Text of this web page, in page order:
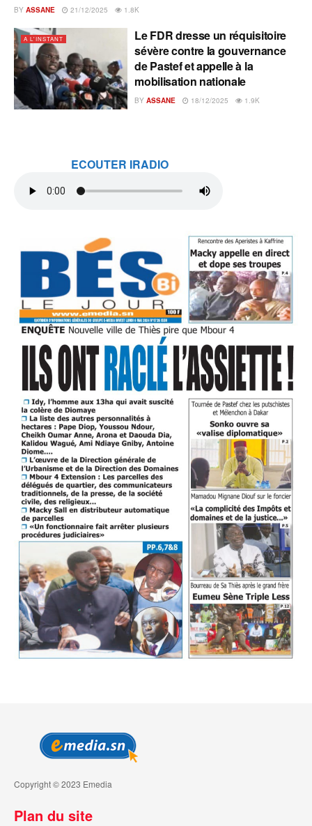
BY ASSANE 21/12/2025 1.8K
A L'INSTANT
Le FDR dresse un réquisitoire
sévère contre la gouvernance
de Pastef et appelle à la
mobilisation nationale
BY ASSANE 18/12/2025 1.9K
ECOUTER IRADIO
Copyright © 2023 Emedia
Plan du site